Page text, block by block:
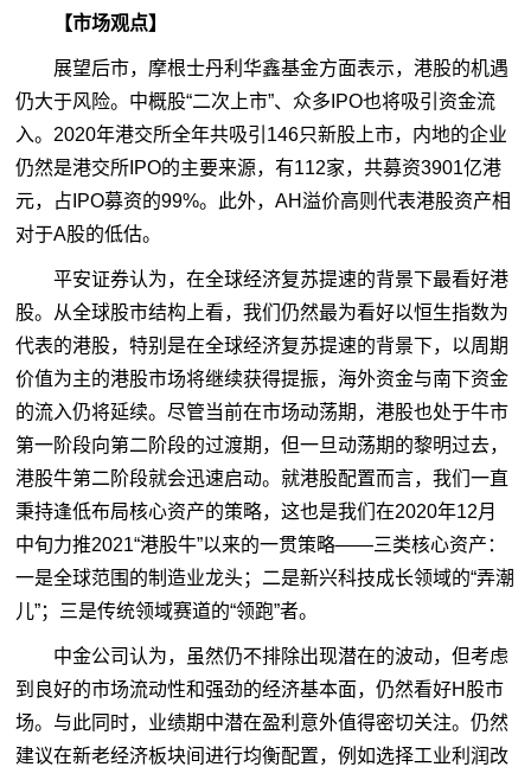
【市场观点】
展望后市，摩根士丹利华鑫基金方面表示，港股的机遇
仍大于风险。中概股“二次上市”、众多IPO也将吸引资金流
入。2020年港交所全年共吸引146只新股上市，内地的企业
仍然是港交所IPO的主要来源，有112家，共募资3901亿港
元，占IPO募资的99%。此外，AH溢价高则代表港股资产相
对于A股的低估。
平安证券认为，在全球经济复苏提速的背景下最看好港
股。从全球股市结构上看，我们仍然最为看好以恒生指数为
代表的港股，特别是在全球经济复苏提速的背景下，以周期
价值为主的港股市场将继续获得提振，海外资金与南下资金
的流入仍将延续。尽管当前在市场动荡期，港股也处于牛市
第一阶段向第二阶段的过渡期，但一旦动荡期的黎明过去，
港股牛第二阶段就会迅速启动。就港股配置而言，我们一直
秉持逢低布局核心资产的策略，这也是我们在2020年12月
中旬力推2021“港股牛”以来的一贯策略——三类核心资产：
一是全球范围的制造业龙头；二是新兴科技成长领域的“弄潮
儿”；三是传统领域赛道的“领跑”者。
中金公司认为，虽然仍不排除出现潜在的波动，但考虑
到良好的市场流动性和强劲的经济基本面，仍然看好H股市
场。与此同时，业绩期中潜在盈利意外值得密切关注。仍然
建议在新老经济板块间进行均衡配置，例如选择工业利润改